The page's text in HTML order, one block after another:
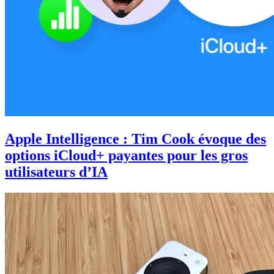
Apple Intelligence : Tim Cook évoque des
options iCloud+ payantes pour les gros
utilisateurs d’IA